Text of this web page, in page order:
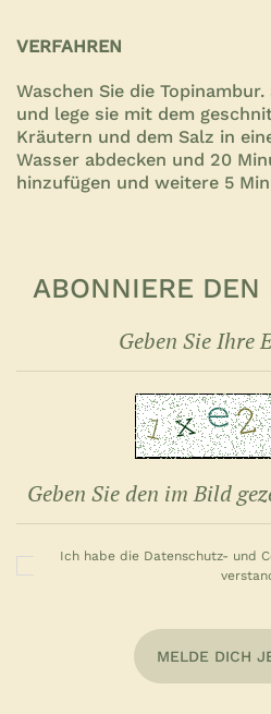
VERFAHREN
Waschen Sie die
und lege sie mit dem
Kräutern und dem Salz in
Wasser abdecken und 20
hinzufügen und weitere 5
ABONNIERE DEN
Ich habe die Datenschutz- und
MELDE DICH